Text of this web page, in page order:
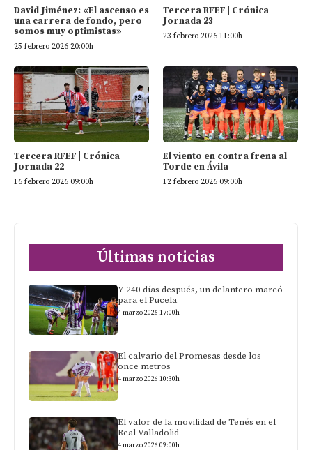
David Jiménez: «El ascenso es
una carrera de fondo, pero
somos muy optimistas»
25 febrero 2026 20:00h
Tercera RFEF | Crónica
Jornada 23
23 febrero 2026 11:00h
Tercera RFEF | Crónica
Jornada 22
16 febrero 2026 09:00h
El viento en contra frena al
Torde en Ávila
12 febrero 2026 09:00h
Últimas noticias
Y 240 días después, un delantero marcó
para el Pucela
4 marzo 2026 17:00h
El calvario del Promesas desde los
once metros
4 marzo 2026 10:30h
El valor de la movilidad de Tenés en el
Real Valladolid
4 marzo 2026 09:00h